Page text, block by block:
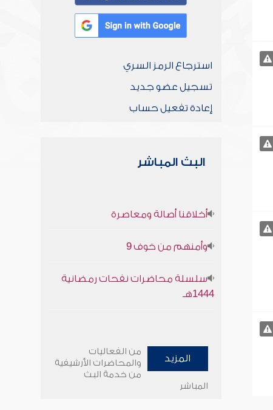
استرجاع الرمز السري
تسجيل عضو جديد
إعادة تفعيل حساب
البث المباشر
أخلاقنا أصالة ومعاصرة
وأمنهم من خوف 9
سلسلة محاضرات نفحات رمضانية
1444هـ
المزيد
من الفعاليات
والمحاضرات الأرشيفية
من خدمة البث
المباشر